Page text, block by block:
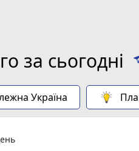
за сьогодні
Україна